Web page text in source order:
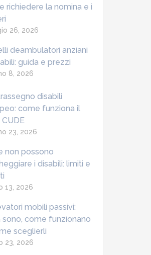
richiedere la nomina e i
26, 2026
deambulatori anziani
guida e prezzi
8, 2026
disabili
come funziona il
23, 2026
non possono
i disabili: limiti e
13, 2026
mobili passivi:
sono, come funzionano
sceglierli
23, 2026